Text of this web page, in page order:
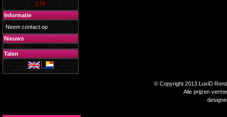
1,70
Informatie
Neem contact op
Nieuws
Talen
© Copyright 2013 LuxiD
Alle prijzen